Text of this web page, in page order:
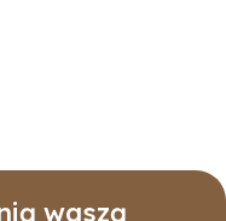
waszą